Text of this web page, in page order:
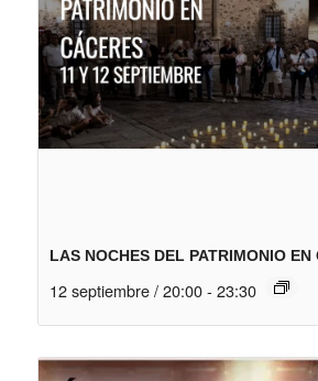
LAS NOCHES DEL PATRIMONIO EN
12 septiembre / 20:00 - 23:30